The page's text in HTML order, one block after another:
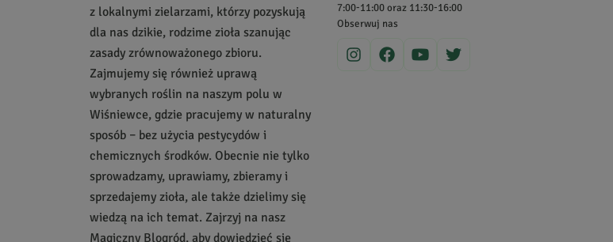
z lokalnymi zielarzami, którzy pozyskują
dla nas dzikie, rodzime zioła szanując
zasady zrównoważonego zbioru.
Zajmujemy się również uprawą
wybranych roślin na naszym polu w
Wiśniewce, gdzie pracujemy w naturalny
sposób – bez użycia pestycydów i
chemicznych środków. Obecnie nie tylko
sprowadzamy, uprawiamy, zbieramy i
sprzedajemy zioła, ale także dzielimy się
wiedzą na ich temat. Zajrzyj na nasz
Magiczny Blogród, aby dowiedzieć się
7:00-11:00 oraz 11:30-16:00
Obserwuj nas